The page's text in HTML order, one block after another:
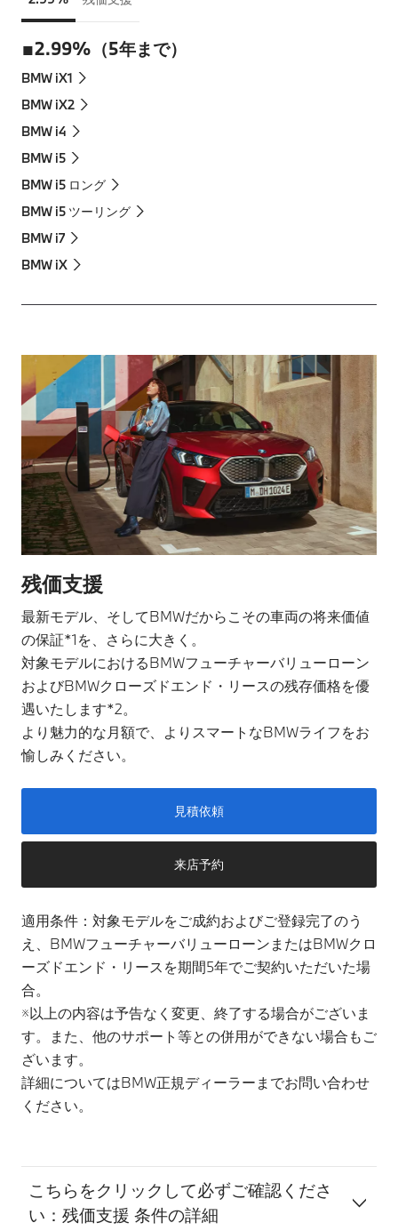
■2.99%（5年まで）
BMW iX1
BMW iX2
BMW i4
BMW i5
BMW i5 ロング
BMW i5 ツーリング
BMW i7
BMW iX
残価支援
最新モデル、そしてBMWだからこその車両の将来価値
の保証*1を、さらに大きく。
対象モデルにおけるBMWフューチャーバリューローン
およびBMWクローズドエンド・リースの残存価格を優
遇いたします*2。
より魅力的な月額で、よりスマートなBMWライフをお
愉しみください。
見積依頼
来店予約
適用条件：対象モデルをご成約およびご登録完了のう
え、BMWフューチャーバリューローンまたはBMWクロ
ーズドエンド・リースを期間5年でご契約いただいた場
合。
※以上の内容は予告なく変更、終了する場合がございま
す。また、他のサポート等との併用ができない場合もご
ざいます。
詳細についてはBMW正規ディーラーまでお問い合わせ
ください。
こちらをクリックして必ずご確認くださ
い：残価支援 条件の詳細